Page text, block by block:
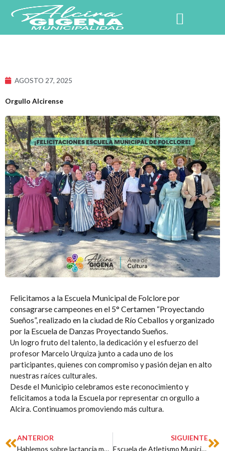
contenido
AGOSTO 27, 2025
Orgullo Alcirense
Felicitamos a la Escuela Municipal de Folclore por
consagrarse campeones en el 5° Certamen “Proyectando
Sueños”, realizado en la ciudad de Río Ceballos y organizado
por la Escuela de Danzas Proyectando Sueños.
Un logro fruto del talento, la dedicación y el esfuerzo del
profesor Marcelo Urquiza junto a cada uno de los
participantes, quienes con compromiso y pasión dejan en alto
nuestras raíces culturales.
Desde el Municipio celebramos este reconocimiento y
felicitamos a toda la Escuela por representar cn orgullo a
Alcira. Continuamos promoviendo más cultura.
Prev
ANTERIOR
Hablemos sobre lactancia materna
SIGUIENTE
Escuela de Atletismo Municipal de Alcira participó de un encuentro en el Polideportivo Municipal N°2